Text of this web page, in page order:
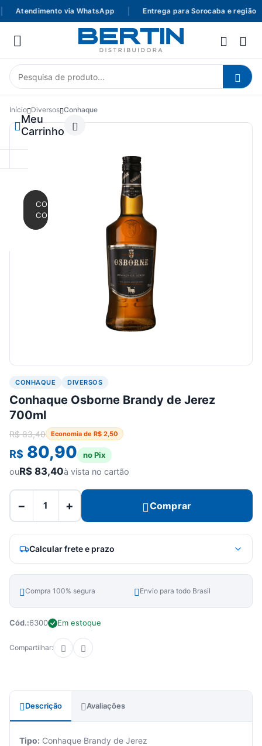
Atendimento via WhatsApp Entrega para Sorocaba e região
Meu
Carrinho
CONTINUAR
COMPRANDO
Início Diversos Conhaque
CONHAQUE DIVERSOS
Conhaque Osborne Brandy de Jerez
700ml
R$83,40 Economia de R$ 2,50
R$ 80,90 no Pix
ouR$ 83,40à vista no cartão
− + Comprar
Calcular frete e prazo
Compra 100% segura Envio para todo Brasil
Cód.:6300 Em estoque
Compartilhar:
Descrição Avaliações
Tipo: Conhaque Brandy de Jerez